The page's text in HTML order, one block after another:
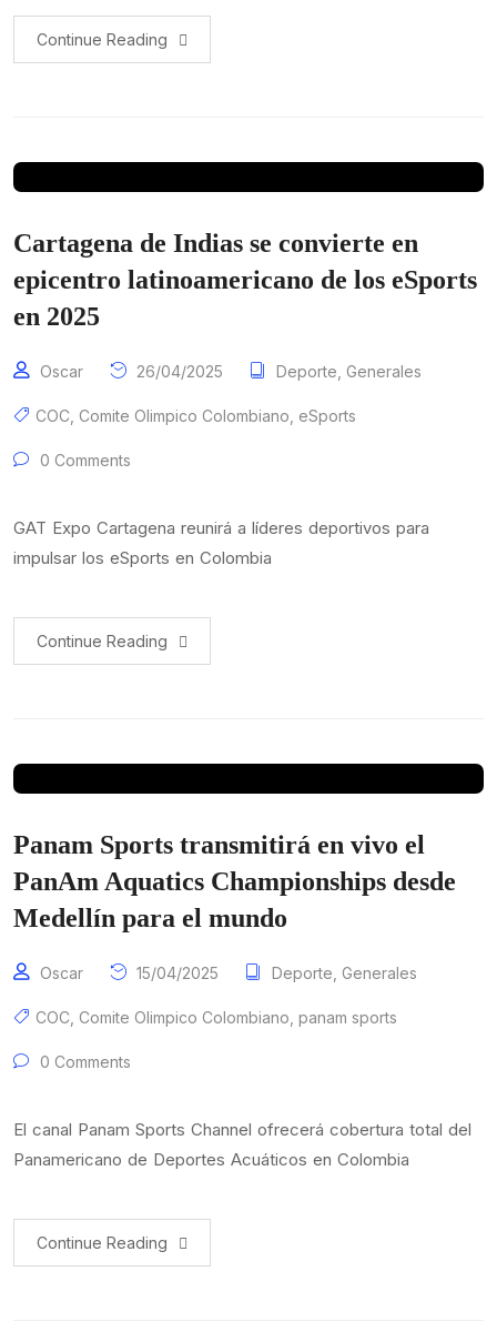
Continue Reading
Cartagena de Indias se convierte en
epicentro latinoamericano de los eSports
en 2025
Oscar 26/04/2025 Deporte Generales
COC Comite Olimpico Colombiano eSports
0 Comments
GAT Expo Cartagena reunirá a líderes deportivos para
impulsar los eSports en Colombia
Continue Reading
Panam Sports transmitirá en vivo el
PanAm Aquatics Championships desde
Medellín para el mundo
Oscar 15/04/2025 Deporte Generales
COC Comite Olimpico Colombiano panam sports
0 Comments
El canal Panam Sports Channel ofrecerá cobertura total del
Panamericano de Deportes Acuáticos en Colombia
Continue Reading